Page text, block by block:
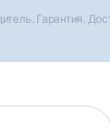
Гарантия.